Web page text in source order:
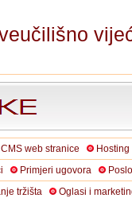
CMS web stranice
Primjeri ugovora
tržišta
Oglasi i